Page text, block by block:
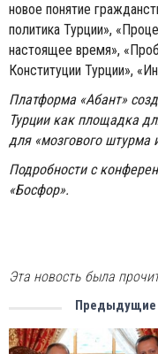
новое понятие
политика Турции»,
настоящее время»,
Конституции Турции»,
Платформа «Абант»
Турции как площадка
для «мозгового штурма
Подробности с
«Босфор».
Эта новость была
Предыдущие